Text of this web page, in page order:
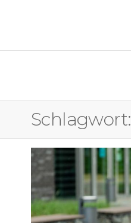
Schlagwort: